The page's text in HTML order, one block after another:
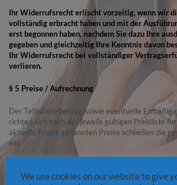
Ihr Widerrufsrecht erlischt vorzeitig, wenn wir
vollständig erbracht haben und mit der
erst begonnen haben, nachdem Sie dazu Ihre
gegeben und gleichzeitig Ihre Kenntnis davon
Ihr Widerrufsrecht bei vollständiger
verlieren.
§ 5 Preise / Aufrechnung
Der Teilnahmebeitrag sowie eventuelle
richten sich nach der jeweils gültigen Preisliste
aktuelle Preise genannten Preise schließen die
ein.
Werbematerial dargestellte Angebote von DE
We use cookies on our website to give